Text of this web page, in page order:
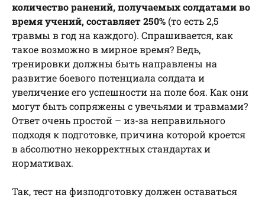
количество ранений, получаемых солдатами во
время учений, составляет 250% (то есть 2,5
травмы в год на каждого). Спрашивается, как
такое возможно в мирное время? Ведь,
тренировки должны быть направлены на
развитие боевого потенциала солдата и
увеличение его успешности на поле боя. Как они
могут быть сопряжены с увечьями и травмами?
Ответ очень простой – из-за неправильного
подходя к подготовке, причина которой кроется
в абсолютно некорректных стандартах и
нормативах.
Так, тест на физподготовку должен оставаться